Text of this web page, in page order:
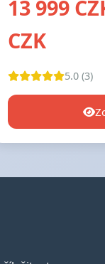
13 999
CZK
5.0 (3)